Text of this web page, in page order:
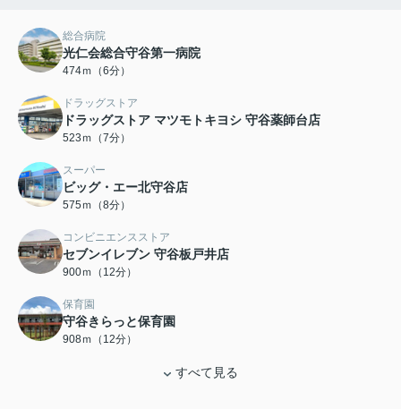
総合病院
光仁会総合守谷第一病院
474ｍ（6分）
ドラッグストア
ドラッグストア マツモトキヨシ 守谷薬師台店
523ｍ（7分）
スーパー
ビッグ・エー北守谷店
575ｍ（8分）
コンビニエンスストア
セブンイレブン 守谷板戸井店
900ｍ（12分）
保育園
守谷きらっと保育園
908ｍ（12分）
すべて見る